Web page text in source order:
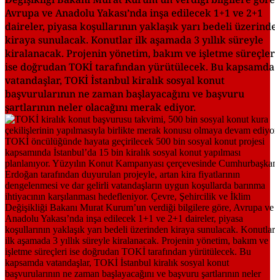
Avrupa ve Anadolu Yakası’nda inşa edilecek 1+1 ve 2+1
daireler, piyasa koşullarının yaklaşık yarı bedeli
kiraya sunulacak. Konutlar ilk aşamada 3 yıllık süreyle
kiralanacak. Projenin yönetim, bakım ve işletme
ise doğrudan TOKİ tarafından yürütülecek. Bu kapsamda
vatandaşlar, TOKİ İstanbul kiralık sosyal konut
başvurularının ne zaman başlayacağını ve başvuru
şartlarının neler olacağını merak ediyor.